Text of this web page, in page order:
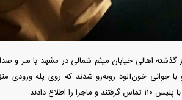
گذشته اهالی خیابان میثم شمالی در مشهد با سر
با جوانی خون‌آلود روبه‌رو شدند که روی پله
را اطلاع دادند.